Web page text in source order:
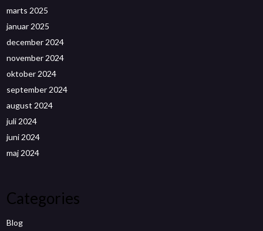
marts 2025
januar 2025
december 2024
november 2024
oktober 2024
september 2024
august 2024
juli 2024
juni 2024
maj 2024
Categories
Blog